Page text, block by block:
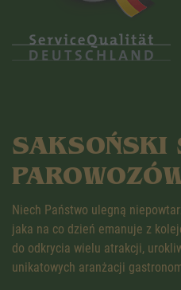
SAKSOŃSKI
Niech Państwo ulegną
jaka na co dzień emanuje z
do odkrycia wielu atrakcji,
unikatowych aranżacji